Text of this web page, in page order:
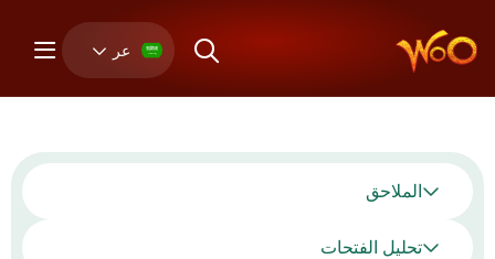
عر
الملاحق
تحليل الفتحات